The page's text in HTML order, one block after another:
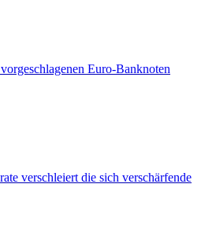
Euro-Banknoten
verschleiert die sich verschärfende